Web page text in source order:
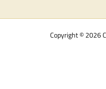
Copyright © 2026